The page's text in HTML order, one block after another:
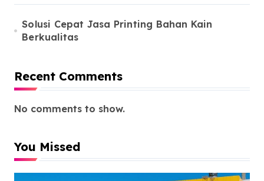
Solusi Cepat Jasa Printing Bahan Kain
Berkualitas
Recent Comments
No comments to show.
You Missed